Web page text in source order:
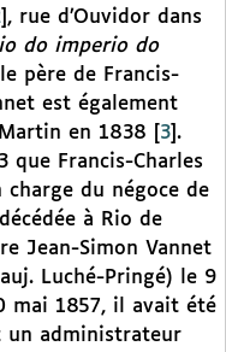
, rue d’Ouvidor dans
do imperio do
père de Francis-
est également
en 1838
3 .
que Francis-Charles
du négoce de
à Rio de
Jean-Simon Vannet
Luché-Pringé) le 9
mai 1857, il avait été
un administrateur